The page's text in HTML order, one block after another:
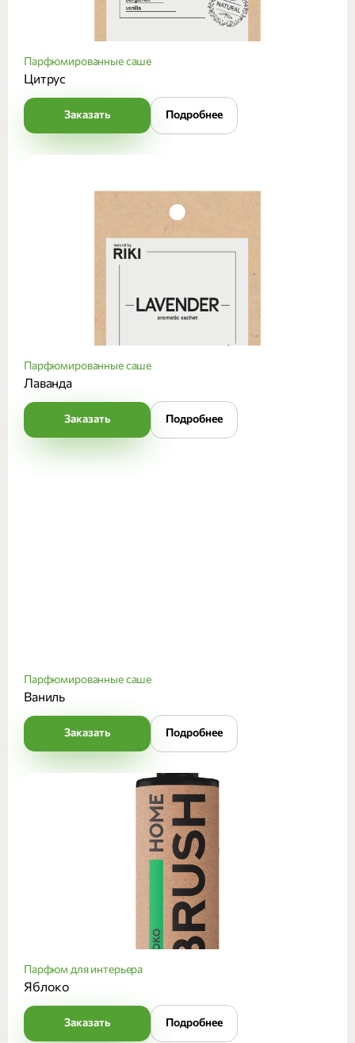
Парфюмированные саше
Цитрус
Заказать Подробнее
Парфюмированные саше
Лаванда
Заказать Подробнее
Парфюмированные саше
Ваниль
Заказать Подробнее
Парфюм для интерьера
Яблоко
Заказать Подробнее